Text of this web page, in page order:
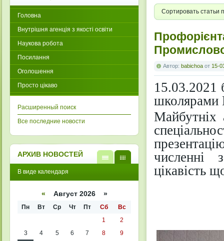
Сортировать статьи
Автор: babichoa от 15-
15.03.2021
школярами
Майбутніх
численні
цікавість
Головна
Внутрішня агенція з якості освіти
Наукова робота
Посилання
Оголошення
Просто цікаво
Расширенный поиск
Все последние новости
АРХИВ НОВОСТЕЙ
кален
списк
В виде календаря
« Август 2026 »
Пн Вт Ср Чт Пт Сб
Вс
1
2
3
4 5 6 7 8
9